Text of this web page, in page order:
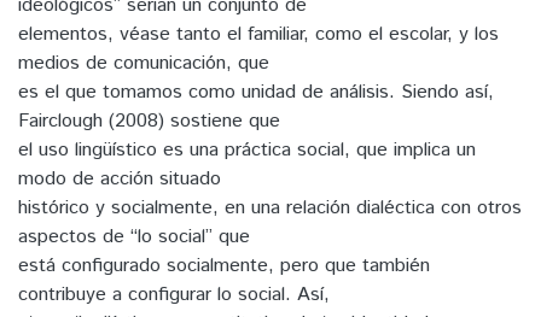
elementos, véase tanto el familiar, como el escolar, y los
medios de comunicación, que
es el que tomamos como unidad de análisis. Siendo así,
Fairclough (2008) sostiene que
el uso lingüístico es una práctica social, que implica un
modo de acción situado
histórico y socialmente, en una relación dialéctica con otros
aspectos de “lo social” que
está configurado socialmente, pero que también
contribuye a configurar lo social. Así,